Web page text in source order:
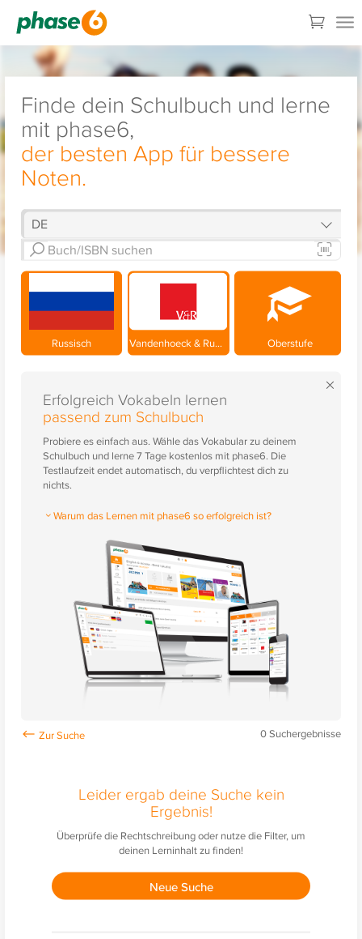
Finde dein Schulbuch und lerne
mit phase6,
der besten App für bessere
Noten.
Russisch Vandenhoeck & Ruprecht Oberstufe
×
Erfolgreich Vokabeln lernen
passend zum Schulbuch
Probiere es einfach aus. Wähle das Vokabular zu deinem
Schulbuch und lerne 7 Tage kostenlos mit phase6. Die
Testlaufzeit endet automatisch, du verpflichtest dich zu
nichts.
Warum das Lernen mit phase6 so erfolgreich ist?
0Suchergebnisse
Leider ergab deine Suche kein
Ergebnis!
Überprüfe die Rechtschreibung oder nutze die Filter, um
deinen Lerninhalt zu finden!
Neue Suche